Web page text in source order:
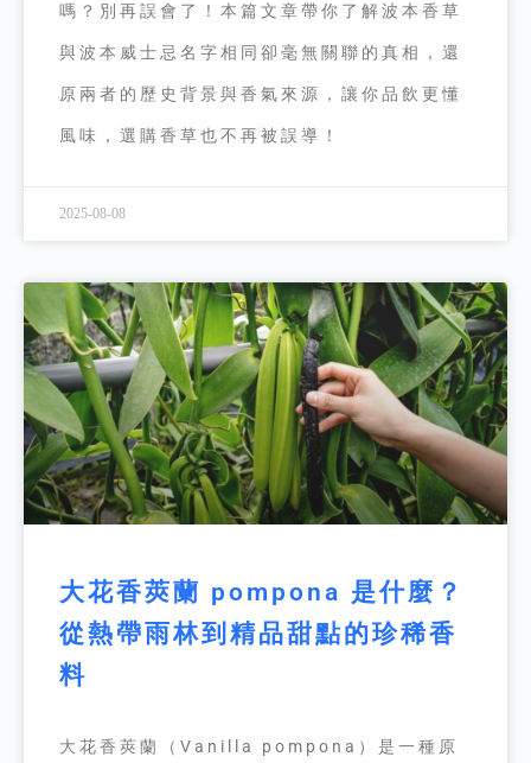
嗎？別再誤會了！本篇文章帶你了解波本香草
與波本威士忌名字相同卻毫無關聯的真相，還
原兩者的歷史背景與香氣來源，讓你品飲更懂
風味，選購香草也不再被誤導！
2025-08-08
大花香莢蘭 pompona 是什麼？
從熱帶雨林到精品甜點的珍稀香
料
大花香莢蘭（Vanilla pompona）是一種原